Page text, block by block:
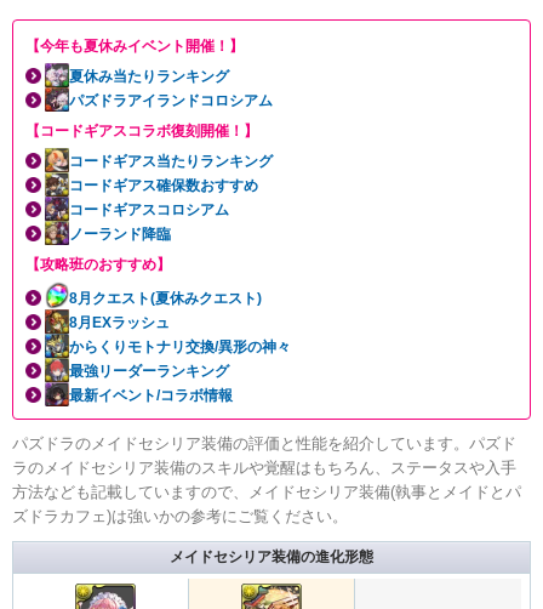
【今年も夏休みイベント開催！】
夏休み当たりランキング
パズドラアイランドコロシアム
【コードギアスコラボ復刻開催！】
コードギアス当たりランキング
コードギアス確保数おすすめ
コードギアスコロシアム
ノーランド降臨
【攻略班のおすすめ】
8月クエスト(夏休みクエスト)
8月EXラッシュ
からくりモトナリ交換/異形の神々
最強リーダーランキング
最新イベント/コラボ情報
パズドラのメイドセシリア装備の評価と性能を紹介しています。パズド
ラのメイドセシリア装備のスキルや覚醒はもちろん、ステータスや入手
方法なども記載していますので、メイドセシリア装備(執事とメイドとパ
ズドラカフェ)は強いかの参考にご覧ください。
メイドセシリア装備の進化形態